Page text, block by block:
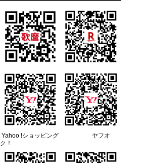
Yahoo !ショッピング ヤフオ
ク！